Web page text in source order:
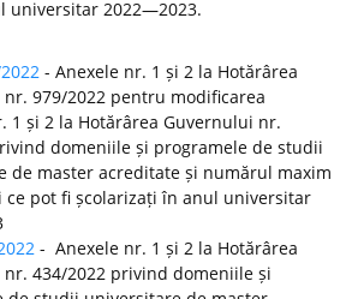
universitar 2022—2023.
- Anexele nr. 1 și 2 la Hotărârea
979/2022 pentru modificarea
1 și 2 la Hotărârea Guvernului nr.
domeniile și programele de studii
de master acreditate și numărul maxim
ce pot fi școlarizați în anul universitar
- Anexele nr. 1 și 2 la Hotărârea
434/2022 privind domeniile și